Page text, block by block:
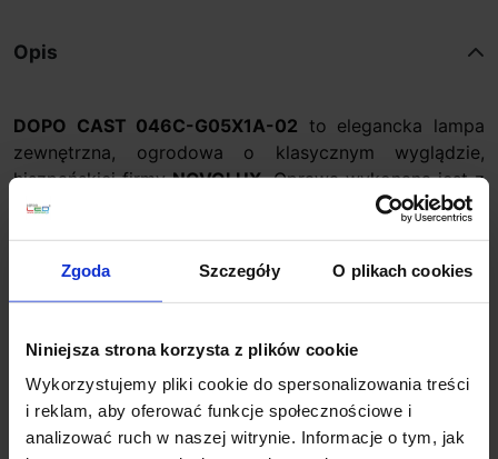
Zgoda Szczegóły O plikach cookies
Niniejsza strona korzysta z plików cookie
Wykorzystujemy pliki cookie do spersonalizowania treści
i reklam, aby oferować funkcje społecznościowe i
analizować ruch w naszej witrynie. Informacje o tym, jak
Opis
DOPO CAST 046C-G05X1A-02 to elegancka lampa
zewnętrzna, ogrodowa o klasycznym wyglądzie,
hiszpańskiej firmyNOVOLUX. Oprawa wykonana jest z
aluminium i metakrylanu, a składa się z czarnego
żarówka E27 LED o mocy max. 6W. Lampa doskonale
sprawdzi się jako oświetlenie podjazdów, ścieżek,
Dane techniczne:
Źródło światła E27 LED
Moc max 6W
Zasilanie 110V-240V AC